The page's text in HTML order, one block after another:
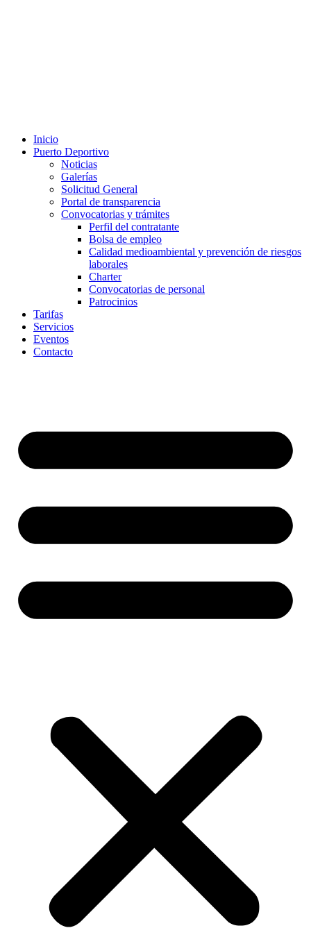
Inicio
Puerto Deportivo
Noticias
Galerías
Solicitud General
Portal de transparencia
Convocatorias y trámites
Perfil del contratante
Bolsa de empleo
Calidad medioambiental y prevención de riesgos
laborales
Charter
Convocatorias de personal
Patrocinios
Tarifas
Servicios
Eventos
Contacto